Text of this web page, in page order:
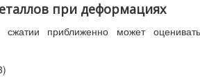
при деформациях
приближенно может